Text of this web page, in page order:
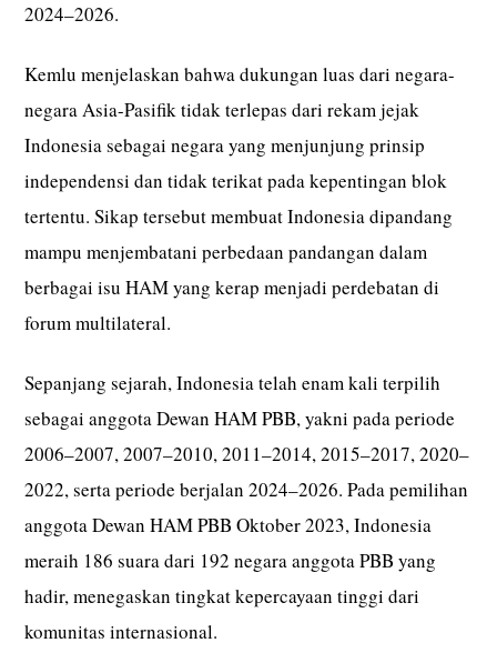
2024–2026.
Kemlu menjelaskan bahwa dukungan luas dari negara-
negara Asia-Pasifik tidak terlepas dari rekam jejak
Indonesia sebagai negara yang menjunjung prinsip
independensi dan tidak terikat pada kepentingan blok
tertentu. Sikap tersebut membuat Indonesia dipandang
mampu menjembatani perbedaan pandangan dalam
berbagai isu HAM yang kerap menjadi perdebatan di
forum multilateral.
Sepanjang sejarah, Indonesia telah enam kali terpilih
sebagai anggota Dewan HAM PBB, yakni pada periode
2006–2007, 2007–2010, 2011–2014, 2015–2017, 2020–
2022, serta periode berjalan 2024–2026. Pada pemilihan
anggota Dewan HAM PBB Oktober 2023, Indonesia
meraih 186 suara dari 192 negara anggota PBB yang
hadir, menegaskan tingkat kepercayaan tinggi dari
komunitas internasional.